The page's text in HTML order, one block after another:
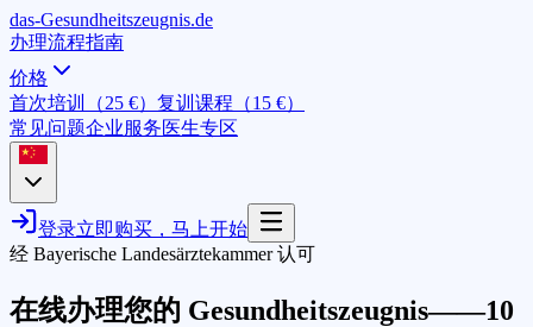
das-Gesundheitszeugnis.de
办理流程指南
价格
首次培训（25 €） 复训课程（15 €）
常见问题企业服务医生专区
登录立即购买，马上开始
经 Bayerische Landesärztekammer 认可
在线办理您的 Gesundheitszeugnis——10